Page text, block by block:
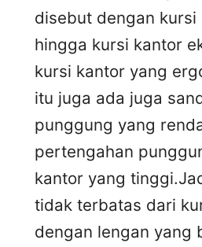
disebut dengan
hingga kursi kantor
kursi kantor yang
itu juga ada juga
punggung yang
pertengahan
kantor yang
tidak terbatas dari
dengan lengan yang